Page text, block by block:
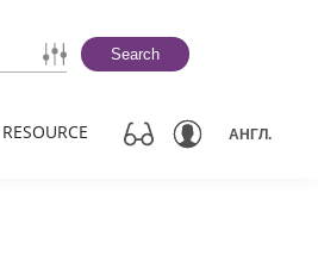
Search
АНГЛ.